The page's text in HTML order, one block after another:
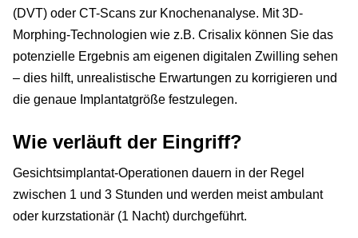
(DVT) oder CT-Scans zur Knochenanalyse. Mit 3D-
Morphing-Technologien wie z.B. Crisalix können Sie das
potenzielle Ergebnis am eigenen digitalen Zwilling sehen
– dies hilft, unrealistische Erwartungen zu korrigieren und
die genaue Implantatgröße festzulegen.
Wie verläuft der Eingriff?
Gesichtsimplantat-Operationen dauern in der Regel
zwischen 1 und 3 Stunden und werden meist ambulant
oder kurzstationär (1 Nacht) durchgeführt.